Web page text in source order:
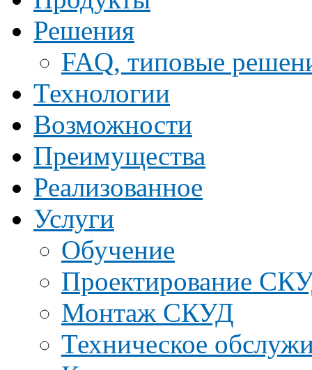
Решения
FAQ, типовые
Технологии
Возможности
Преимущества
Реализованное
Услуги
Обучение
Проектирование
Монтаж СКУД
Техническое